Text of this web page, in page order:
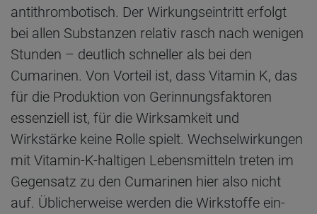
antithrombotisch. Der Wirkungseintritt erfolgt
bei allen Substanzen relativ rasch nach wenigen
Stunden – deutlich schneller als bei den
Cumarinen. Von Vorteil ist, dass Vitamin K, das
für die Produktion von Gerinnungsfaktoren
essenziell ist, für die Wirksamkeit und
Wirkstärke keine Rolle spielt. Wechselwirkungen
mit Vitamin-K-haltigen Lebensmitteln treten im
Gegensatz zu den Cumarinen hier also nicht
auf. Üblicherweise werden die Wirkstoffe ein-